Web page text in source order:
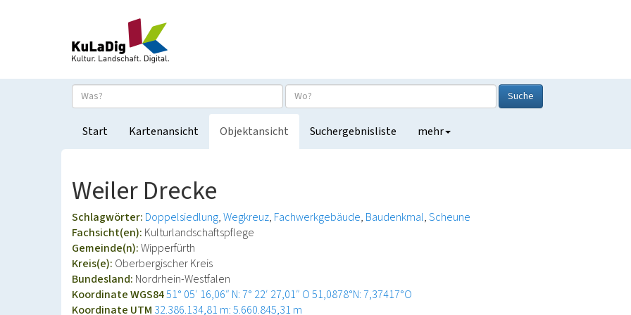
Suche
Start Kartenansicht Objektansicht Suchergebnisliste mehr
Weiler Drecke
Schlagwörter: Doppelsiedlung Wegkreuz Fachwerkgebäude Baudenkmal Scheune
Fachsicht(en): Kulturlandschaftspflege
Gemeinde(n):Wipperfürth
Kreis(e): Oberbergischer Kreis
Bundesland: Nordrhein-Westfalen
Koordinate WGS8451° 05′ 16,06″ N: 7° 22′ 27,01″ O51,0878°N: 7,37417°O
Koordinate UTM 32.386.134,81 m: 5.660.845,31 m